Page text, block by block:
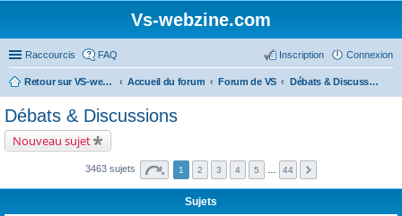
Vs-webzine.com
Raccourcis FAQ Connexion
Inscription
Retour sur VS-webzine Accueil du forum Forum de VS Débats & Discussions
Débats & Discussions
Nouveau sujet
3463 sujets 1 2 3 4 5 44
Sujets